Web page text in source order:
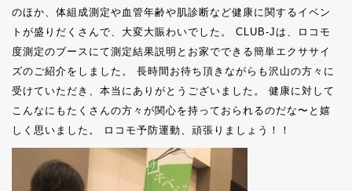
のほか、体組成測定や血管年齢や肌診断など健康に関するイベン
トが盛りだくさんで、大変大賑わいでした。 CLUB-Jは、ロコモ
度測定のブースにて測定結果説明とお家でできる簡単エクササイ
ズのご紹介をしました。 長時間お待ち頂きながらも沢山の方々に
受けていただき、本当にありがとうございました。 健康に対して
こんなにもたくさんの方々が関心を持っておられるのだな〜と嬉
しく思いました。 ロコモ予防運動、頑張りましょう！！